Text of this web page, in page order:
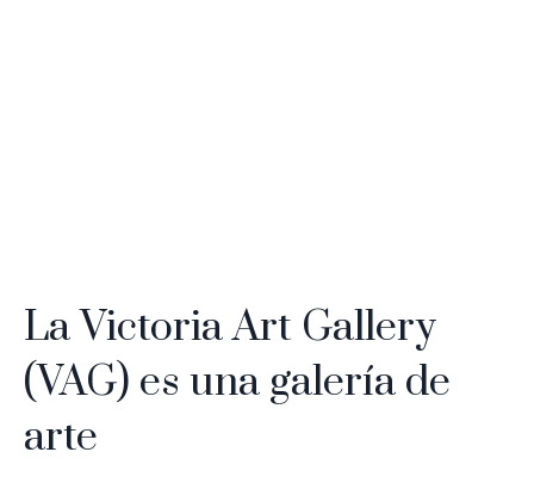
La Victoria Art Gallery
(VAG) es una galería de
arte